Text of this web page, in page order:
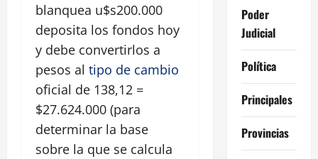
blanquea u$s200.000
deposita los fondos hoy
y debe convertirlos a
pesos al tipo de cambio
oficial de 138,12 =
$27.624.000 (para
determinar la base
sobre la que se calcula
Poder
Judicial
Política
Principales
Provincias